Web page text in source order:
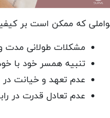
که ممکن است بر
مشکلات طولانی مدت
تنبیه همسر خود با
عدم تعهد و خیانت در
عدم تعادل قدرت در